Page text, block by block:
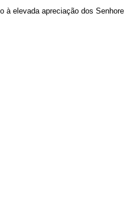
elevada apreciação dos